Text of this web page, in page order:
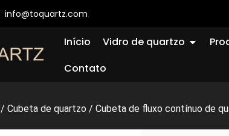
info@toquartz.com
Início Vidro de quartzo Abrir
Contato
/ Cubeta de quartzo / Cubeta de fluxo contínuo de